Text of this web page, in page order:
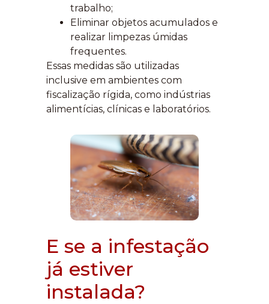
trabalho;
Eliminar objetos acumulados e
realizar limpezas úmidas
frequentes.
Essas medidas são utilizadas
inclusive em ambientes com
fiscalização rígida, como indústrias
alimentícias, clínicas e laboratórios.
E se a infestação
já estiver
instalada?